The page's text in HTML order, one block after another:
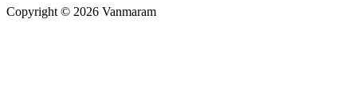
Copyright © 2026 Vanmaram